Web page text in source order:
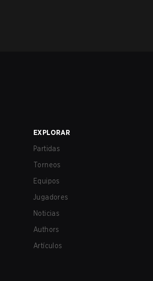
EXPLORAR
Partidas
Torneos
Equipos
Jugadores
Noticias
Authors
Artículos